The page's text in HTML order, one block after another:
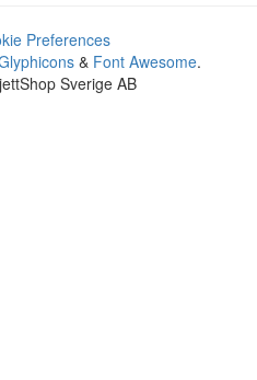
Preferences
& Font Awesome.
Sverige AB